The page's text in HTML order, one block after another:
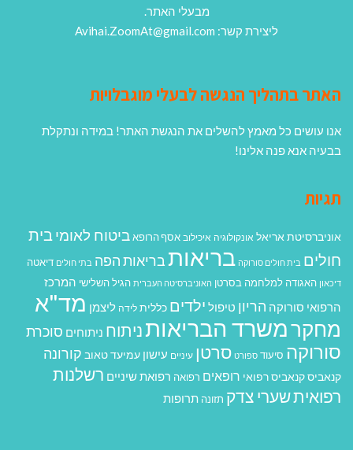
מבעלי האתר.
ליצירת קשר: Avihai.ZoomAt@gmail.com
האתר בתהליך הנגשה לבעלי מוגבלויות
אנו עושים כל מאמץ להשלים את הנגשת האתר! במידה ונתקלת
בבעיה אנא פנה אלינו!
תגיות
אוניברסיטת אריאל אונקולוגיה איכילוב אסף הרופא ביטוח לאומיבית
חולים בית חולים סורוקה בריאותבריאות הפה בתי חולים דיאטה
דיכאון האגודה למלחמה בסרטן האוניברסיטה העברית הגיל השלישי המרכז
הרפואי סורוקה הריון טיפול ילדים כללית לידה ליצמן מד"א
מחקרמשרד הבריאותניתוח ניתוחים סוכרת
סורוקה סיעוד ספורט סרטן עיניים עישון עמיעד טאוב קורונה
קנאביסקנאביס רפואי רופאים רפואה רפואת שיניים רשלנות
רפואיתשערי צדק תזונה תרופות